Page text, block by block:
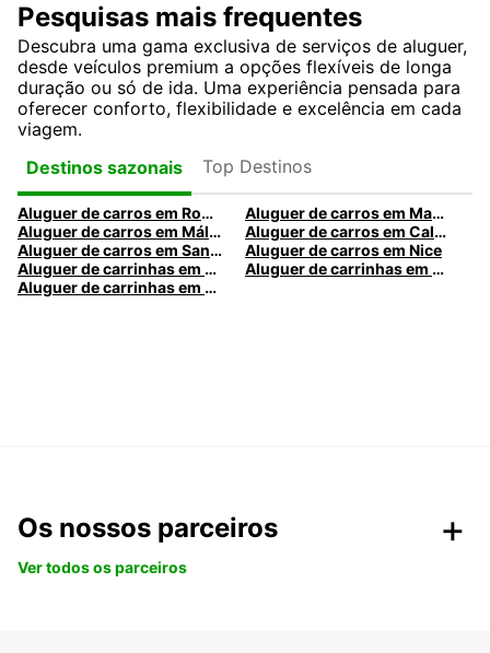
Pesquisas mais frequentes
Descubra uma gama exclusiva de serviços de aluguer,
desde veículos premium a opções flexíveis de longa
duração ou só de ida. Uma experiência pensada para
oferecer conforto, flexibilidade e excelência em cada
viagem.
Destinos sazonais
Top Destinos
Aluguer de carros em Roma
Aluguer de carros em Madrid
Aluguer de carros em Málaga
Aluguer de carros em Caldas da Rainha
Aluguer de carros em Santa Maria da Feira
Aluguer de carros em Nice
Aluguer de carrinhas em Nice
Aluguer de carrinhas em Santa Maria da Feira
Aluguer de carrinhas em Caldas da Rainha
Os nossos parceiros
Ver todos os parceiros